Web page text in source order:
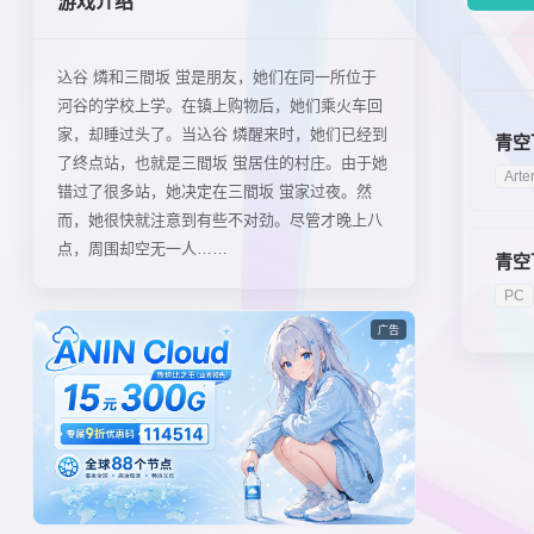
込谷 燐和三間坂 蛍是朋友，她们在同一所位于
河谷的学校上学。在镇上购物后，她们乘火车回
家，却睡过头了。当込谷 燐醒来时，她们已经到
了终点站，也就是三間坂 蛍居住的村庄。由于她
错过了很多站，她决定在三間坂 蛍家过夜。然
而，她很快就注意到有些不对劲。尽管才晚上八
点，周围却空无一人……
广告
青
青
PC